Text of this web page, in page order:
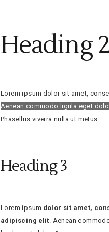
Heading 2
Lorem ipsum dolor sit amet,
Aenean commodo ligula eget
Phasellus viverra nulla ut metus.
Heading 3
Lorem ipsum dolor sit amet,
adipiscing elit. Aenean